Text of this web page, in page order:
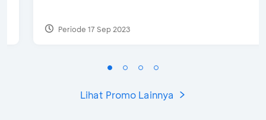
Periode 17 Sep 2023
Lihat Promo Lainnya